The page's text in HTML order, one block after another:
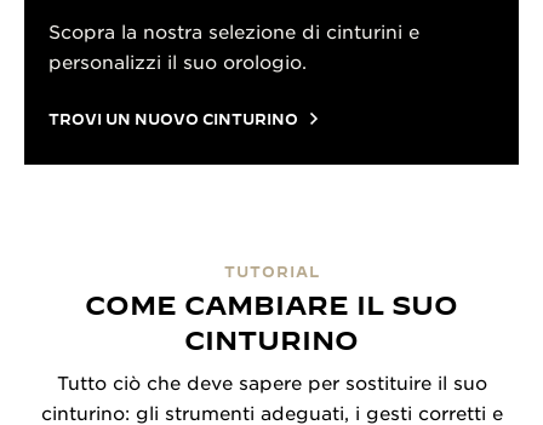
Scopra la nostra selezione di cinturini e
personalizzi il suo orologio.
TROVI UN NUOVO CINTURINO
TUTORIAL
COME CAMBIARE IL SUO
CINTURINO
Tutto ciò che deve sapere per sostituire il suo
cinturino: gli strumenti adeguati, i gesti corretti e